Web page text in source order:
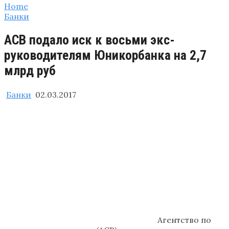
Home
Банки
АСВ подало иск к восьми экс-
руководителям Юникорбанка на 2,7
млрд руб
Банки 02.03.2017
Агентство по